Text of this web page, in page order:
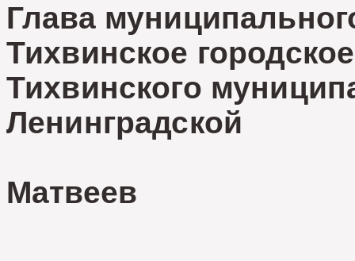
Глава
Тихвинское
Тихвинского
Матвеев